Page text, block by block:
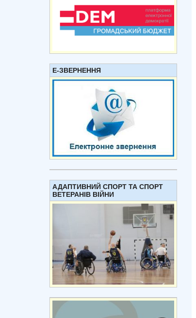
Е-ЗВЕРНЕННЯ
АДАПТИВНИЙ СПОРТ ТА СПОРТ
ВЕТЕРАНІВ ВІЙНИ